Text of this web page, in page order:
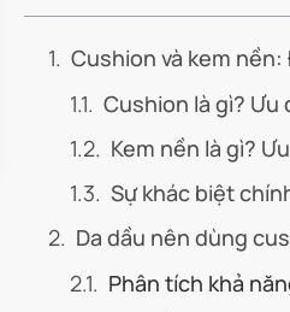
Cushion và kem
Cushion là gì?
Kem nền là gì?
Sự khác biệt
Da dầu nên dùng
Phân tích khả